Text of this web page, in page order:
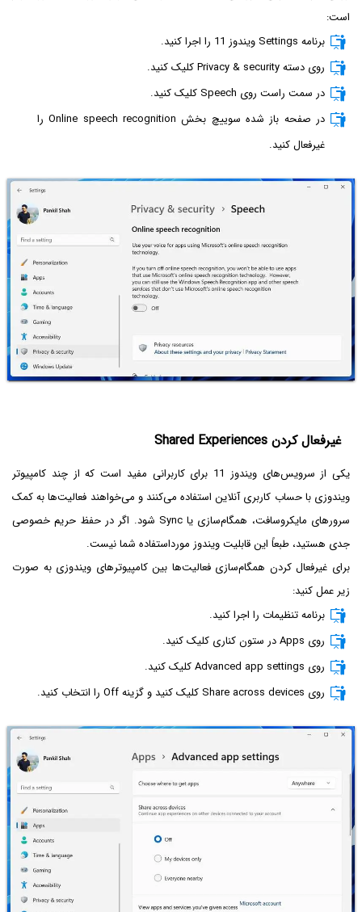
است:
برنامه Settings ویندوز 11 را اجرا کنید.
روی دسته Privacy & security کلیک کنید.
در سمت راست روی Speech کلیک کنید.
در صفحه باز شده سوییچ بخش Online speech recognition را
غیرفعال کنید.
غیرفعال کردن Shared Experiences
یکی از سرویس‌های ویندوز 11 برای کاربرانی مفید است که از چند کامپیوتر
ویندوزی با حساب کاربری آنلاین استفاده می‌کنند و می‌خواهند فعالیت‌ها به کمک
سرورهای مایکروسافت، همگام‌سازی یا Sync شود. اگر در حفظ حریم خصوصی
جدی هستید، طبعاً این قابلیت ویندوز مورداستفاده شما نیست.
برای غیرفعال کردن همگام‌سازی فعالیت‌ها بین کامپیوترهای ویندوزی به صورت
زیر عمل کنید:
برنامه تنظیمات را اجرا کنید.
روی Apps در ستون کناری کلیک کنید.
روی Advanced app settings کلیک کنید.
روی Share across devices کلیک کنید و گزینه Off را انتخاب کنید.